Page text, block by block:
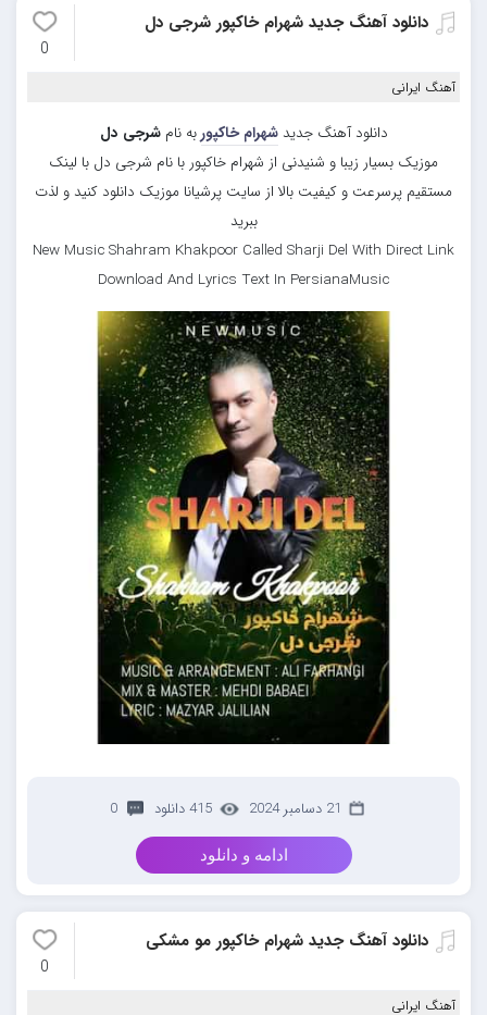
دانلود آهنگ جدید شهرام خاکپور شرجی دل
0
آهنگ ایرانی
دانلود آهنگ جدیدشهرام خاکپوربه نامشرجی دل
موزیک بسیار زیبا و شنیدنی از شهرام خاکپور با نام شرجی دل با لینک
مستقیم پرسرعت و کیفیت بالا از سایت پرشیانا موزیک دانلود کنید و لذت
ببرید
New Music Shahram Khakpoor Called Sharji Del With Direct Link
Download And Lyrics Text In PersianaMusic
21 دسامبر 2024 415 دانلود 0
ادامه و دانلود
دانلود آهنگ جدید شهرام خاکپور مو مشکی
0
آهنگ ایرانی